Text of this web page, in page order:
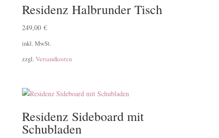
Residenz Halbrunder Tisch
249,00 €
inkl. MwSt.
zzgl. Versandkosten
Residenz Sideboard mit
Schubladen